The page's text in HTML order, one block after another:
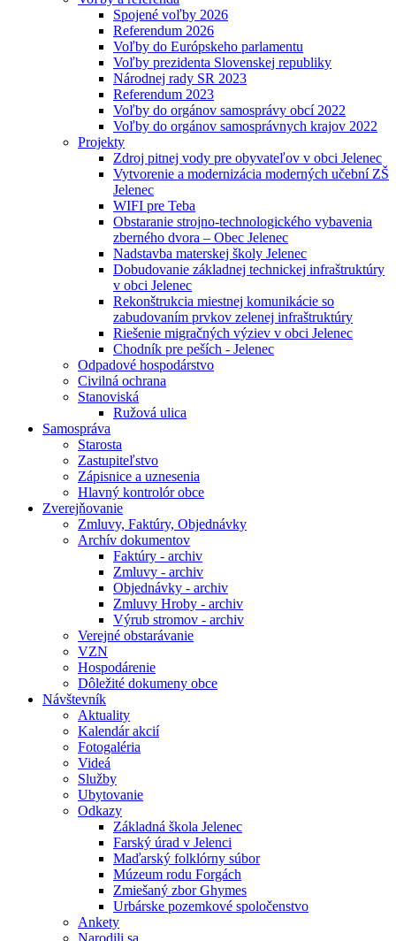
Spojené voľby 2026
Referendum 2026
Voľby do Európskeho parlamentu
Voľby prezidenta Slovenskej republiky
Národnej rady SR 2023
Referendum 2023
Voľby do orgánov samosprávy obcí 2022
Voľby do orgánov samosprávnych krajov 2022
Projekty
Zdroj pitnej vody pre obyvateľov v obci Jelenec
Vytvorenie a modernizácia moderných učební ZŠ
Jelenec
WIFI pre Teba
Obstaranie strojno-technologického vybavenia
zberného dvora – Obec Jelenec
Nadstavba materskej školy Jelenec
Dobudovanie základnej technickej infraštruktúry
v obci Jelenec
Rekonštrukcia miestnej komunikácie so
zabudovaním prvkov zelenej infraštruktúry
Riešenie migračných výziev v obci Jelenec
Chodník pre peších - Jelenec
Odpadové hospodárstvo
Civilná ochrana
Stanoviská
Ružová ulica
Samospráva
Starosta
Zastupiteľstvo
Zápisnice a uznesenia
Hlavný kontrolór obce
Zverejňovanie
Zmluvy, Faktúry, Objednávky
Archív dokumentov
Faktúry - archiv
Zmluvy - archiv
Objednávky - archiv
Zmluvy Hroby - archiv
Výrub stromov - archiv
Verejné obstarávanie
VZN
Hospodárenie
Dôležité dokumeny obce
Návštevník
Aktuality
Kalendár akcií
Fotogaléria
Videá
Služby
Ubytovanie
Odkazy
Základná škola Jelenec
Farský úrad v Jelenci
Maďarský folklórny súbor
Múzeum rodu Forgách
Zmiešaný zbor Ghymes
Urbárske pozemkové spoločenstvo
Ankety
Narodili sa